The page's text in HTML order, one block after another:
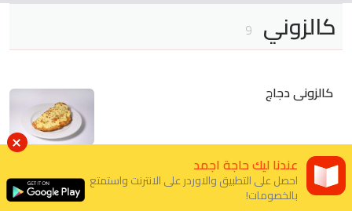
كالزوني 9
كالزونى دجاج
155 - 260 جنيه 0 عندنا ليك حاجة اجمد
احصل على التطبيق والاوردر على الانترنت واستمتع
بالخصومات!